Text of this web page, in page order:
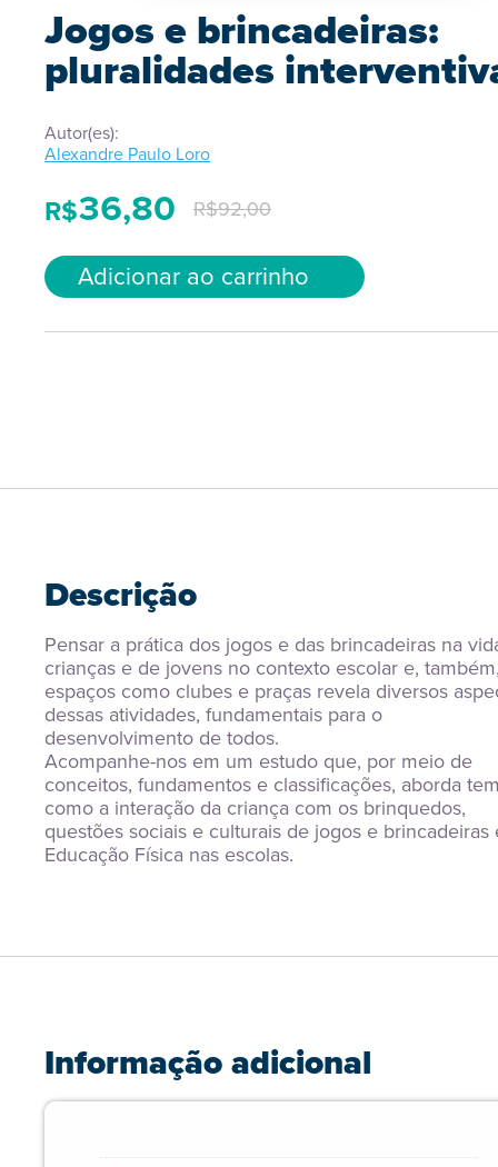
Jogos e brincadeiras:
pluralidades
Autor(es):
Alexandre Paulo Loro
R$92,00
R$36,80
Adicionar ao carrinho
Descrição
Pensar a prática dos jogos e das brincadeiras na
crianças e de jovens no contexto escolar e,
espaços como clubes e praças revela diversos
dessas atividades, fundamentais para o
desenvolvimento de todos.
Acompanhe-nos em um estudo que, por meio de
conceitos, fundamentos e classificações, aborda
como a interação da criança com os brinquedos,
questões sociais e culturais de jogos e brincadeiras
Educação Física nas escolas.
Informação adicional